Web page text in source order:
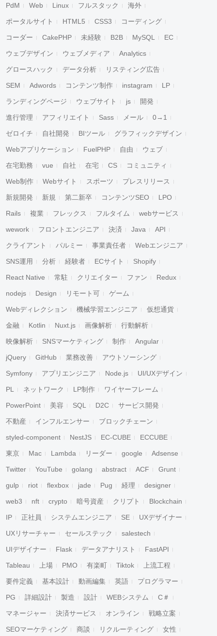
PdM Web Linux フルスタック 海外
ポータルサイト HTML5 CSS3 コーディング
コーダー CakePHP 未経験 B2B MySQL EC
ウェブデザイン ウェブメディア Analytics
グロースハック データ分析 リスティング広告
SEM Adwords コンテンツ制作 instagram LP
ランディングページ ウェブサイト js 開発
進行管理 アフィリエイト Sass メール 0→1
ゼロイチ 自社開発 BIツール グラフィックデザイン
Webアプリケーション FuelPHP 自由 ウェブ
在宅勤務 vue 自社 在宅 CS コミュニティ
Web制作 Webサイト スポーツ プレスリリース
新規開発 新規 第二新卒 コンテンツSEO LPO
Rails 複業 フレックス フルタイム webサービス
wework フロントエンジニア 決済 Java API
クライアント パルミー 事業責任者 Webエンジニア
SNS運用 分析 経験者 ECサイト Shopify
React Native 常駐 クリエイター ファン Redux
nodejs Design リモート可 ゲーム
Webディレクション 機械学習エンジニア 仮想通貨
金融 Kotlin Nuxt.js 画像解析 行動解析
映像解析 SNSマーケティング 制作 Angular
jQuery GitHub 業務改善 アウトソーシング
Symfony アプリエンジニア Node.js UI/UXデザイン
PL ネットワーク LP制作 ワイヤーフレーム
PowerPoint 美容 SQL D2C サービス開発
不動産 インフルエンサー ブロックチェーン
styled-component NestJS EC-CUBE ECCUBE
東京 Mac Lambda リーダー google Adsense
Twitter YouTube golang abstract ACF Grunt
gulp riot flexbox jade Pug 経理 designer
web3 nft crypto 暗号資産 クリプト Blockchain
IP 正社員 システムエンジニア SE UXデザイナー
UXリサーチャー セールステック salestech
UIデザイナー Flask データアナリスト FastAPI
Tableau 上場 PMO 有楽町 Tiktok 上流工程
要件定義 基本設計 動画編集 英語 プログラマー
PG 詳細設計 製造 設計 WEBシステム C＃
マネージャー 決済サービス オンライン 戦略立案
SEOマーケティング 商談 リクルーティング 女性